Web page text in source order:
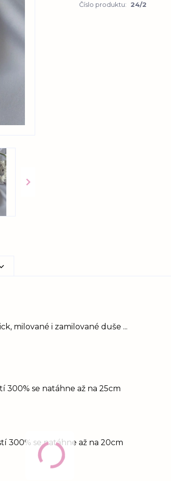
Číslo produktu: 24/2
milované i zamilované duše ...
300% se natáhne až na 25cm
300% se natáhne až na 20cm